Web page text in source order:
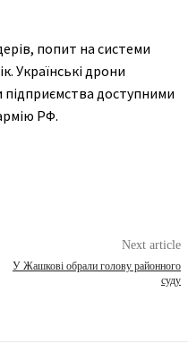
попит на системи
Українські дрони
доступними
РФ.
Next article
У Жашкові обрали голову районного
суду